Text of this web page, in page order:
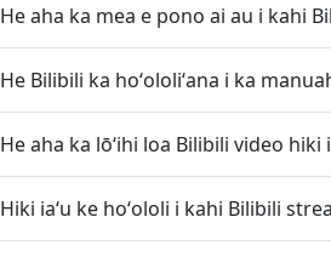
He aha ka mea e pono ai au i kahi
He Bilibili ka hoʻololiʻana i ka
He aha ka lōʻihi loa Bilibili video hiki
Hiki iaʻu ke hoʻololi i kahi Bilibili